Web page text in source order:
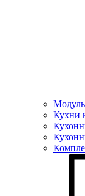
Кухни